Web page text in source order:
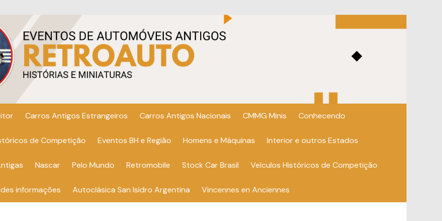
Carros Antigos Estrangeiros Carros Antigos Nacionais CMMG Minis Conhecendo
de Competição Eventos BH e Região Homens e Máquinas Interior e outros Estados
Nascar Pelo Mundo Retromobile Stock Car Brasil Veículos Históricos de Competição
informações Autoclásica San Isidro Argentina Vincennes en Anciennes